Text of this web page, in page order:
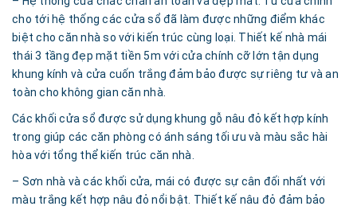
cho tới hệ thống các cửa sổ đã làm được những điểm khác
biệt cho căn nhà so với kiến trúc cùng loại. Thiết kế nhà mái
thái 3 tầng đẹp mặt tiền 5m với cửa chính cỡ lớn tận dụng
khung kính và cửa cuốn trắng đảm bảo được sự riêng tư và an
toàn cho không gian căn nhà.
Các khối cửa sổ được sử dụng khung gỗ nâu đỏ kết hợp kính
trong giúp các căn phòng có ánh sáng tối ưu và màu sắc hài
hòa với tổng thể kiến trúc căn nhà.
– Sơn nhà và các khối cửa, mái có được sự cân đối nhất với
màu trắng kết hợp nâu đỏ nổi bật. Thiết kế nâu đỏ đảm bảo